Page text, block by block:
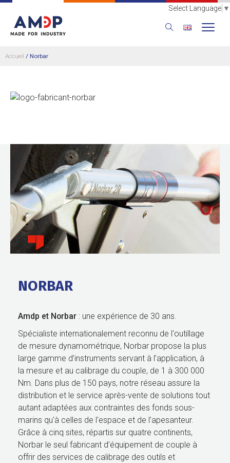
Select Language ▼
Accueil / Norbar
NORBAR
Amdp et Norbar : une expérience de 30 ans.
Spécialiste internationalement reconnu de l'outillage
de mesure dynamométrique, Norbar propose la plus
large gamme d’instruments servant à l’application, à
la mesure et au calibrage du couple, de 1 à 300 000
Nm. Dans plus de 150 pays, notre réseau assure la
distribution et le service après-vente de solutions tout
autant adaptées aux contraintes des fonds sous-
marins qu'à celles de l'espace et de l’apesanteur.
Grâce à cinq sites, répartis sur quatre continents,
Norbar le seul fabricant d’équipement de couple à
offrir des services de calibrage des outils et